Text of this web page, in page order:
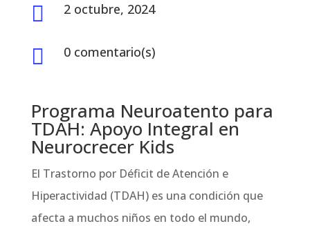
 2 octubre, 2024
 0 comentario(s)
Programa Neuroatento para
TDAH: Apoyo Integral en
Neurocrecer Kids
El Trastorno por Déficit de Atención e
Hiperactividad (TDAH) es una condición que
afecta a muchos niños en todo el mundo,